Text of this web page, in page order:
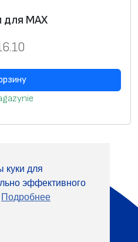
для MAX
Продукция
куки для
эффективного
Подробнее